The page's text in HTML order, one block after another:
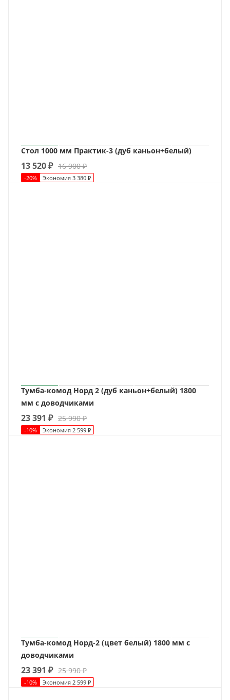
Стол 1000 мм Практик-3 (дуб каньон+белый)
13 520₽ 16 900₽
-20% Экономия 3 380 ₽
Тумба-комод Норд 2 (дуб каньон+белый) 1800
мм с доводчиками
23 391 ₽ 25 990₽
-10% Экономия 2 599 ₽
Тумба-комод Норд-2 (цвет белый) 1800 мм с
доводчиками
23 391 ₽ 25 990₽
-10% Экономия 2 599 ₽